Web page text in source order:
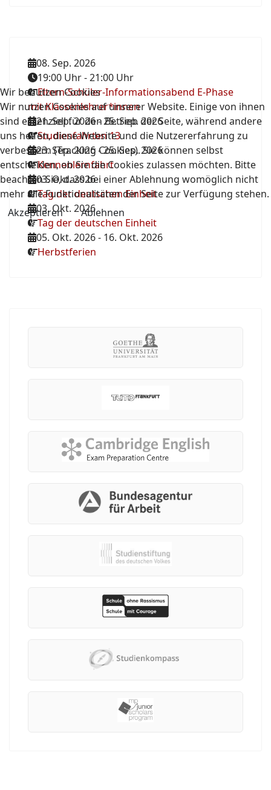
08. Sep. 2026
19:00 Uhr-21:00 Uhr
Eltern-Schüler-Informationsabend E-Phase
mit Klassenlehrer*innen
21. Sep. 2026-25. Sep. 2026
Studienfahrten 13
23. Sep. 2026-25. Sep. 2026
Kennenlernfahrt
03. Okt. 2026
Tag der deutschen Einheit
03. Okt. 2026
Tag der deutschen Einheit
05. Okt. 2026- 16. Okt. 2026
Herbstferien
Wir benutzen Cookies
Wir nutzen Cookies auf unserer Website. Einige von ihnen
sind essenziell für den Betrieb der Seite, während andere
uns helfen, diese Website und die Nutzererfahrung zu
verbessern (Tracking Cookies). Sie können selbst
entscheiden, ob Sie die Cookies zulassen möchten. Bitte
beachten Sie, dass bei einer Ablehnung womöglich nicht
mehr alle Funktionalitäten der Seite zur Verfügung stehen.
Akzeptieren
Ablehnen